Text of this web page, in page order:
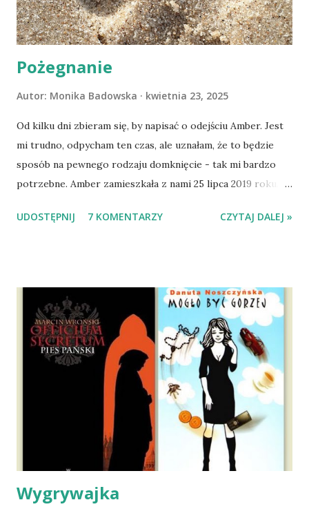
Pożegnanie
Autor: Monika Badowska kwietnia 23, 2025
Od kilku dni zbieram się, by napisać o odejściu Amber. Jest
mi trudno, odpycham ten czas, ale uznałam, że to będzie
sposób na pewnego rodzaju domknięcie - tak mi bardzo
potrzebne. Amber zamieszkała z nami 25 lipca 2019 roku.
Mazowieckim, pojechaliśmy na wizytę zapoznawczą, a kilka
wspólnego życia przeczytacie TUTAJ i TUTAJ . Gdy już
nieco okrzepliśmy w codzienności z psem, a Amber - z
ludźmi i kotami, pojawił się pomysł na wspólny jesienny
wyjazd w Beskid Niski. Zanim to jednak się stało psica miała
atak padaczki, co spowodowało, że wyjazd odwołaliśmy,
wdrożyliśmy leczenie i od nowa zaczęliśmy oswajać z nami i
wspólnym życiem zdezorientowanego chorobą psa. Udało
się ustabilizować zawirowania zdrowotne i wówczas
zaczęliśmy się cieszyć sobą wzajemnie już na 100%.
Dopier...
UDOSTĘPNIJ 7 KOMENTARZY CZYTAJ DALEJ »
Wygrywajka